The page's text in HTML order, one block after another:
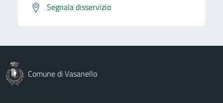
Segnala disservizio
Comune di Vasanello